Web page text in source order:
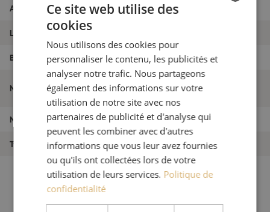
Adapté à (dispositif) MiniFlow
L/min
Barre 15 bar
Nom de l'article
Compresseur Rotair VRK Fibra Plus,
essence, à vis, 15 bar, 1000 l/min, Fremco
Numéro d'article M10000498
Type de produit Compresseurs
Ce site web utilise des
cookies
Nous utilisons des cookies pour
personnaliser le contenu, les publicités et
analyser notre trafic. Nous partageons
également des informations sur votre
utilisation de notre site avec nos
partenaires de publicité et d'analyse qui
peuvent les combiner avec d'autres
informations que vous leur avez fournies
ou qu'ils ont collectées lors de votre
utilisation de leurs services. Politique de
confidentialité